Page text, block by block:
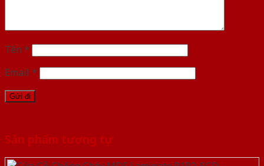
Tên *
Email *
Sản phẩm tương tự